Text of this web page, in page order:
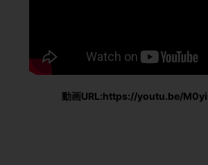
動画URL:https://youtu.be/